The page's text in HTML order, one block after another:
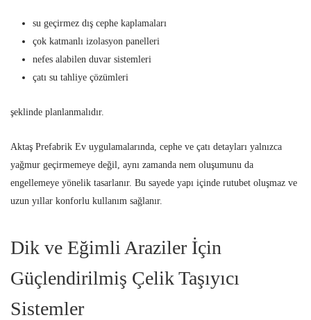
su geçirmez dış cephe kaplamaları
çok katmanlı izolasyon panelleri
nefes alabilen duvar sistemleri
çatı su tahliye çözümleri
şeklinde planlanmalıdır.
Aktaş Prefabrik Ev uygulamalarında, cephe ve çatı detayları yalnızca
yağmur geçirmemeye değil, aynı zamanda nem oluşumunu da
engellemeye yönelik tasarlanır. Bu sayede yapı içinde rutubet oluşmaz ve
uzun yıllar konforlu kullanım sağlanır.
Dik ve Eğimli Araziler İçin
Güçlendirilmiş Çelik Taşıyıcı
Sistemler